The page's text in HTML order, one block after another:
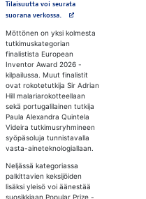
Tilaisuutta voi seurata
suorana verkossa. Avautuu uuteen välilehteen
Möttönen on yksi kolmesta
tutkimuskategorian
finalistista European
Inventor Award 2026 -
kilpailussa. Muut finalistit
ovat rokotetutkija Sir Adrian
Hill malariarokotteellaan
sekä portugalilainen tutkija
Paula Alexandra Quintela
Videira tutkimusryhmineen
syöpäsoluja tunnistavalla
vasta-aineteknologiallaan.
Neljässä kategoriassa
palkittavien keksijöiden
lisäksi yleisö voi äänestää
suosikkiaan Popular Prize -